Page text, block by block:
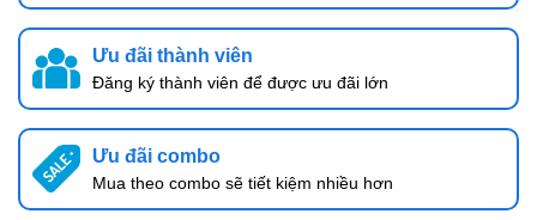
Ưu đãi thành viên
Đăng ký thành viên để được ưu đãi lớn
Ưu đãi combo
Mua theo combo sẽ tiết kiệm nhiều hơn